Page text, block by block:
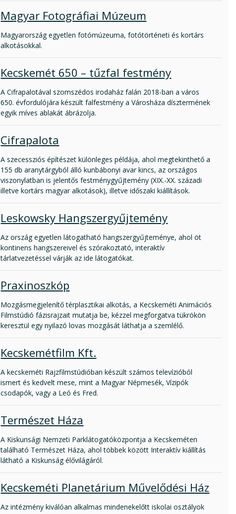
Magyar Fotográfiai Múzeum
Magyarország egyetlen fotómúzeuma, fotótörténeti és kortárs
alkotásokkal.
Kecskemét 650 – tűzfal festmény
A Cifrapalotával szomszédos irodaház falán 2018-ban a város
650. évfordulójára készült falfestmény a Városháza dísztermének
egyik míves ablakát ábrázolja.
Cifrapalota
A szecessziós építészet különleges példája, ahol megtekinthető a
155 db aranytárgyból álló kunbábonyi avar kincs, az országos
viszonylatban is jelentős festménygyűjtemény (XIX.-XX. századi
illetve kortárs magyar alkotások), illetve időszaki kiállítások.
Leskowsky Hangszergyűjtemény
Az ország egyetlen látogatható hangszergyűjteménye, ahol öt
kontinens hangszereivel és szórakoztató, interaktív
tárlatvezetéssel várják az ide látogatókat.
Praxinoszkóp
Mozgásmegjelenítő térplasztikai alkotás, a Kecskeméti Animációs
Filmstúdió fázisrajzait mutatja be, kézzel megforgatva tükrökön
keresztül egy nyilazó lovas mozgását láthatja a szemlélő.
Kecskemétfilm Kft.
A kecskeméti Rajzfilmstúdióban készült számos televízióból
ismert és kedvelt mese, mint a Magyar Népmesék, Vízipók
csodapók, vagy a Leó és Fred.
Természet Háza
A Kiskunsági Nemzeti Parklátogatóközpontja a Kecskeméten
található Természet Háza, ahol többek között Interaktív kiállítás
látható a Kiskunság élővilágáról.
Kecskeméti Planetárium Művelődési Ház
Az intézmény kiválóan alkalmas mindenekelőtt iskolai osztályok